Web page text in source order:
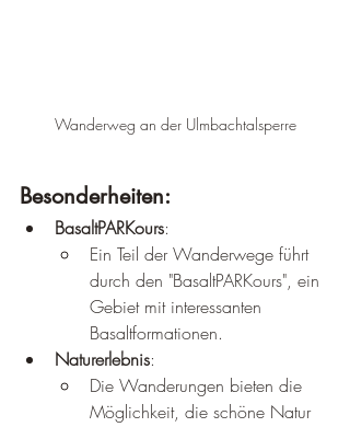
Wanderweg an der Ulmbachtalsperre
Besonderheiten:
BasaltPARKours:
Ein Teil der Wanderwege führt
durch den "BasaltPARKours", ein
Gebiet mit interessanten
Basaltformationen.
Naturerlebnis:
Die Wanderungen bieten die
Möglichkeit, die schöne Natur